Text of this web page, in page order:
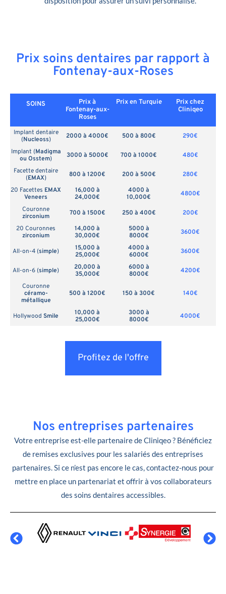
Prix soins dentaires par rapport à
Fontenay-aux-Roses
SOINS
Prix à
Fontenay-aux-
Roses
Prix en Turquie
Prix chez
Cliniqeo
Implant dentaire
(Nucleoss) 2000 à 4000€ 500 à 800€
290€
Implant (Madigma
ou Osstem) 3000 à 5000€ 700 à 1000€
480€
Facette dentaire
(EMAX) 800 à 1200€ 200 à 500€
280€
20 Facettes EMAX
Veneers
16,000 à
24,000€
4000 à
10,000€
4800€
Couronne
zirconium
700 à 1500€ 250 à 400€
200€
20 Couronnes
zirconium
14,000 à
30,000€
5000 à
8000€
3600€
All-on-4 (simple)
15,000 à
25,000€
4000 à
6000€
3600€
All-on-6 (simple)
20,000 à
35,000€
6000 à
8000€
4200€
Couronne
céramo-
métallique
500 à 1200€ 150 à 300€ 140€
Hollywood Smile
10,000 à
25,000€
3000 à
8000€
4000€
Profitez de l'offre
Nos entreprises partenaires
Votre entreprise est-elle partenaire de Cliniqeo ? Bénéficiez
de remises exclusives pour les salariés des entreprises
partenaires. Si ce n’est pas encore le cas, contactez-nous pour
mettre en place un partenariat et offrir à vos collaborateurs
des soins dentaires accessibles.